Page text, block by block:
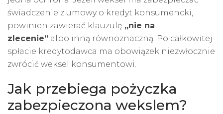
świadczenie z umowy o kredyt konsumencki,
powinien zawierać klauzulę „nie na
zlecenie” albo inną równoznaczną. Po całkowitej
spłacie kredytodawca ma obowiązek niezwłocznie
zwrócić weksel konsumentowi.
Jak przebiega pożyczka
zabezpieczona wekslem?